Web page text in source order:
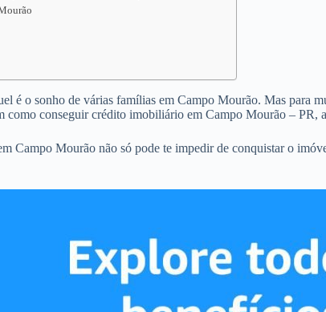
é o sonho de várias famílias em Campo Mourão. Mas para
como conseguir crédito imobiliário em Campo Mourão – PR,
Campo Mourão não só pode te impedir de conquistar o